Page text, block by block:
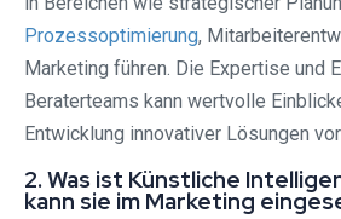
Prozessoptimierung,
Marketing führen. Die Expertise und
Beraterteams kann wertvolle
Entwicklung innovativer Lösungen
2. Was ist Künstliche
kann sie im Marketing